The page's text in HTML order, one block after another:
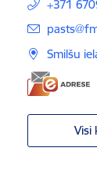
+371
E-pasts:
Smilšu
Visi